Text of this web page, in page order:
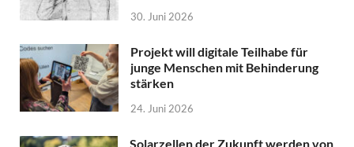
30. Juni 2026
Projekt will digitale Teilhabe für
junge Menschen mit Behinderung
stärken
24. Juni 2026
Solarzellen der Zukunft werden von